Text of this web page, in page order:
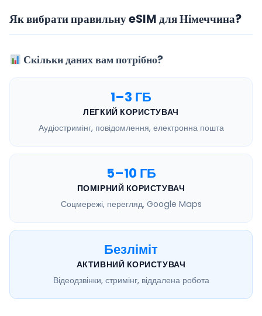
Як вибрати правильну eSIM для Німеччина?
Скільки даних вам потрібно?
1–3 ГБ
ЛЕГКИЙ КОРИСТУВАЧ
Аудіостримінг, повідомлення, електронна пошта
5–10 ГБ
ПОМІРНИЙ КОРИСТУВАЧ
Соцмережі, перегляд, Google Maps
Безліміт
АКТИВНИЙ КОРИСТУВАЧ
Відеодзвінки, стримінг, віддалена робота